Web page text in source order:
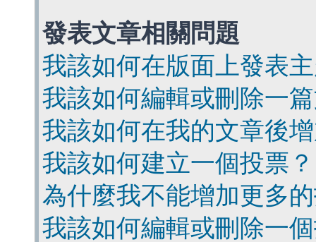
發表文章相關問題
我該如何在版面上發表
我該如何編輯或刪除一
我該如何在我的文章後
我該如何建立一個投票？
為什麼我不能增加更多
我該如何編輯或刪除一